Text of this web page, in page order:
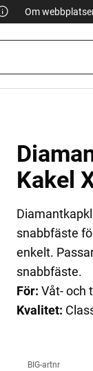
Om
Kakel
snabbfäste
enkelt.
snabbfäste.
För: Våt- och
Kvalitet:
BIG-artnr